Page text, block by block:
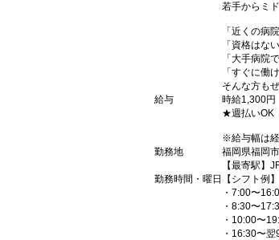
若手からミ
「近くの病
「資格はな
「大手病院
「すぐに働
そんな方も
給与
時給1,300円
★週払いOK
※給与幅は
勤務地
福岡県福岡
【最寄駅】
勤務時間・曜日
【シフト例】
・7:00〜
・8:30〜
・10:00〜
・16:30〜翌